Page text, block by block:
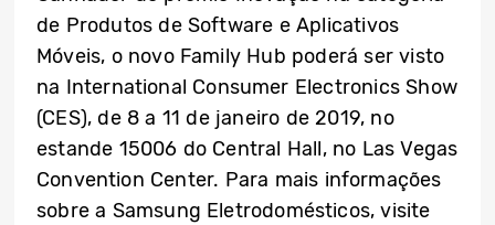
de Produtos de Software e Aplicativos
Móveis, o novo Family Hub poderá ser visto
na International Consumer Electronics Show
(CES), de 8 a 11 de janeiro de 2019, no
estande 15006 do Central Hall, no Las Vegas
Convention Center. Para mais informações
sobre a Samsung Eletrodomésticos, visite